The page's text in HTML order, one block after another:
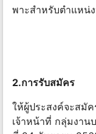
พาะสําหรับตําแหน่
2.การรับสมัคร
ให้ผู้ประสงค์จะสมั
เจ้าหน้าที่ กลุ่มงาน